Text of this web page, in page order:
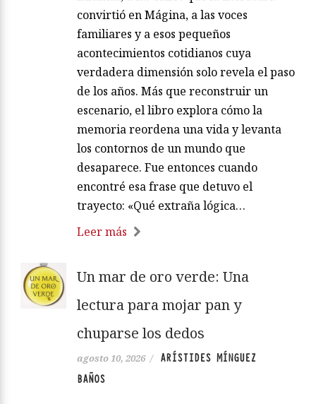
convirtió en Mágina, a las voces
familiares y a esos pequeños
acontecimientos cotidianos cuya
verdadera dimensión solo revela el paso
de los años. Más que reconstruir un
escenario, el libro explora cómo la
memoria reordena una vida y levanta
los contornos de un mundo que
desaparece. Fue entonces cuando
encontré esa frase que detuvo el
trayecto: «Qué extraña lógica…
Leer más
Un mar de oro verde: Una
lectura para mojar pan y
chuparse los dedos
agosto 10, 2026 /
ARÍSTIDES MÍNGUEZ
BAÑOS